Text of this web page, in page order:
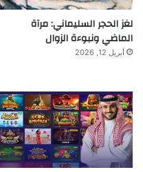
لغز الحجر السليماني: مرآة
الماضي ونبوءة الزوال
أبريل 12, 2026